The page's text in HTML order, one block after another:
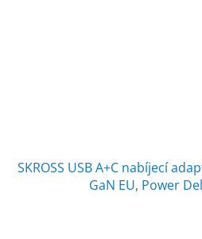
SKROSS USB A+C nabíjecí
GaN EU, Power